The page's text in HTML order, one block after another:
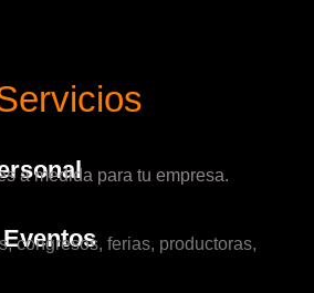
a medida para tu empresa.
congresos, ferias, productoras,